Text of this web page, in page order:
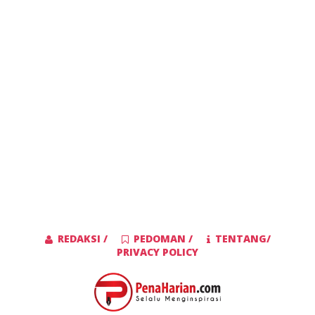
REDAKSI / PEDOMAN /
TENTANG/
PRIVACY POLICY